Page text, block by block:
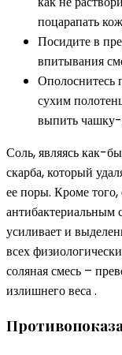
поцарапать
Посидите в
впитывания
Ополоснитесь
сухим
выпить чашку-
Соль, являясь как-
скарба, который
ее поры. Кроме
антибактериальным
усиливает и
всех
соляная смесь –
излишнего веса .